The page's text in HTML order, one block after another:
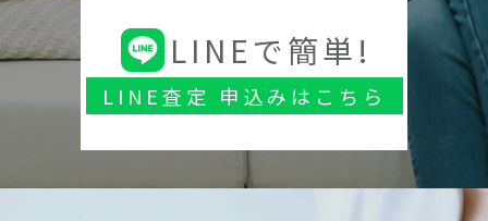
LINEで簡単!
LINE査定 申込みはこちら